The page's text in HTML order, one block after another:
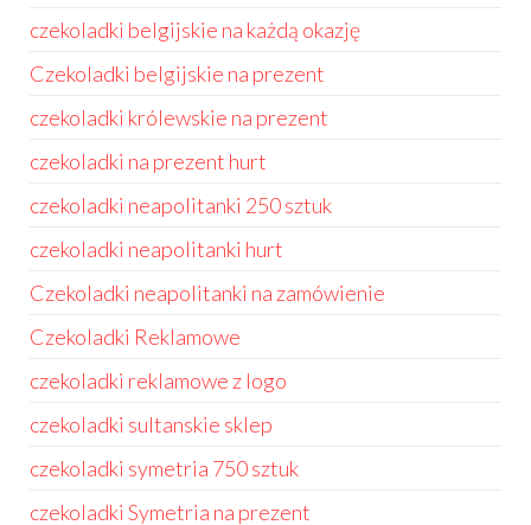
czekoladki belgijskie na każdą okazję
Czekoladki belgijskie na prezent
czekoladki królewskie na prezent
czekoladki na prezent hurt
czekoladki neapolitanki 250 sztuk
czekoladki neapolitanki hurt
Czekoladki neapolitanki na zamówienie
Czekoladki Reklamowe
czekoladki reklamowe z logo
czekoladki sultanskie sklep
czekoladki symetria 750 sztuk
czekoladki Symetria na prezent